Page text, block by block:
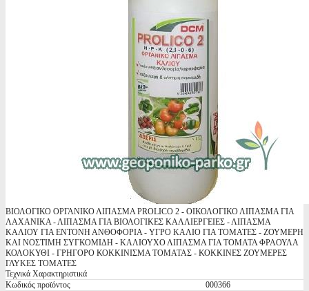
ΒΙΟΛΟΓΙΚΟ ΟΡΓΑΝΙΚΟ ΛΙΠΑΣΜΑ PROLICO 2 - ΟΙΚΟΛΟΓΙΚΟ ΛΙΠΑΣΜΑ ΓΙΑ
ΛΑΧΑΝΙΚΑ - ΛΙΠΑΣΜΑ ΓΙΑ ΒΙΟΛΟΓΙΚΕΣ ΚΑΛΛΙΕΡΓΕΙΕΣ - ΛΙΠΑΣΜΑ
ΚΑΛΙΟΥ ΓΙΑ ΕΝΤΟΝΗ ΑΝΘΟΦΟΡΙΑ - ΥΓΡΟ ΚΑΛΙΟ ΓΙΑ ΤΟΜΑΤΕΣ - ΖΟΥΜΕΡΗ
ΚΑΙ ΝΟΣΤΙΜΗ ΣΥΓΚΟΜΙΔΗ - ΚΑΛΙΟΥΧΟ ΛΙΠΑΣΜΑ ΓΙΑ ΤΟΜΑΤΑ ΦΡΑΟΥΛΑ
ΚΟΛΟΚΥΘΙ - ΓΡΗΓΟΡΟ ΚΟΚΚΙΝΙΣΜΑ ΤΟΜΑΤΑΣ - ΚΟΚΚΙΝΕΣ ΖΟΥΜΕΡΕΣ
ΓΛΥΚΕΣ ΤΟΜΑΤΕΣ
Τεχνικά Χαρακτηριστικά
Κωδικός προϊόντος
000366